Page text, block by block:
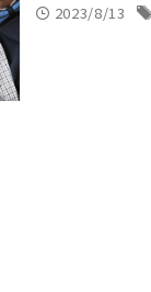
2023/8/13